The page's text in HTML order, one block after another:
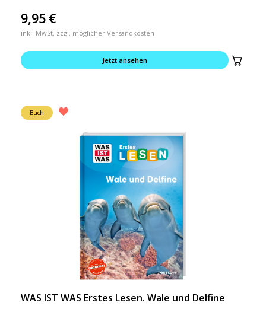
9,95 €
inkl. MwSt. zzgl. möglicher Versandkosten
Jetzt ansehen
Buch
WAS IST WAS Erstes Lesen. Wale und Delfine